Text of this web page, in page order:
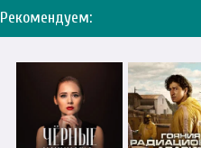
Рекомендуем: